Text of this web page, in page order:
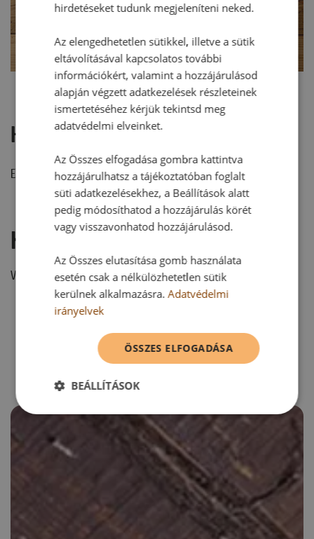
Hozzászólások
Ehhez a recepthez még nem érkezett hozzászólás.
Hozzászólás írása
Vélemény írásához, kérjük,jelentkezz be!
RECEPTAJÁNLÓ
hirdetéseket tudunk megjeleníteni neked.
Az elengedhetetlen sütikkel, illetve a sütik
eltávolításával kapcsolatos további
információkért, valamint a hozzájárulásod
alapján végzett adatkezelések részleteinek
ismertetéséhez kérjük tekintsd meg
adatvédelmi elveinket.
Az Összes elfogadása gombra kattintva
hozzájárulhatsz a tájékoztatóban foglalt
süti adatkezelésekhez, a Beállítások alatt
pedig módosíthatod a hozzájárulás körét
vagy visszavonhatod hozzájárulásod.
Az Összes elutasítása gomb használata
esetén csak a nélkülözhetetlen sütik
kerülnek alkalmazásra.Adatvédelmi
irányelvek
ÖSSZES ELFOGADÁSA
BEÁLLÍTÁSOK